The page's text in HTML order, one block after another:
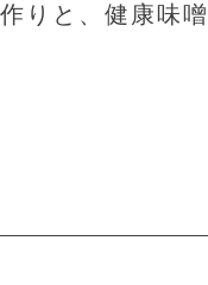
りと、健康味噌